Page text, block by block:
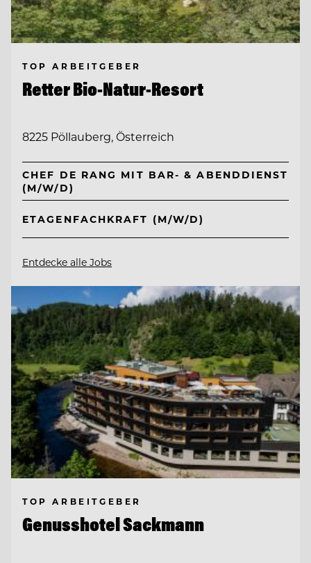
TOP ARBEITGEBER
Retter Bio-Natur-Resort
8225 Pöllauberg, Österreich
CHEF DE RANG MIT BAR- & ABENDDIENST
(M/W/D)
ETAGENFACHKRAFT (M/W/D)
Entdecke alle Jobs
TOP ARBEITGEBER
Genusshotel Sackmann